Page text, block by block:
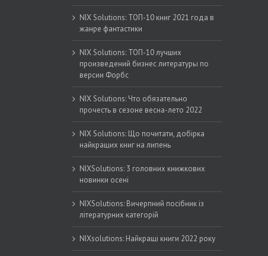
NIX Solutions: ТОП-10 книг 2021 года в
жанре фантастики
NIX Solutions: ТОП-10 лучших
произведений бизнес литературы по
версии Форбс
NIX Solutions: Что обязательно
прочесть в сезоне весна-лето 2022
NIX Solutions: Що почитати, добірка
найкращих книг на липень
NIXSolutions: 3 головних книжкових
новинки осені
NIXSolutions: Вичерпний посібник із
літературних категорій
NIXsolutions: Найкращі книги 2022 року